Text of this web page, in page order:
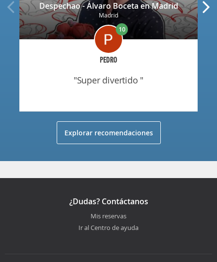
Despechao - Álvaro Boceta en Madrid
Madrid
PEDRO
10
"super divertido "
Explorar recomendaciones
¿Dudas? Contáctanos
Mis reservas
Ir al Centro de ayuda